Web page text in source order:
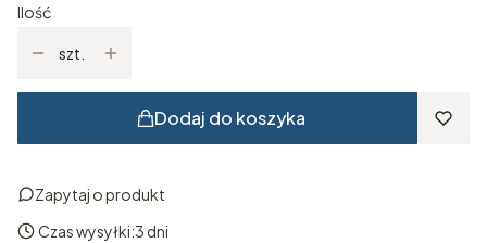
Ilość
szt.
Dodaj do koszyka
Zapytaj o produkt
Czas wysyłki:3 dni